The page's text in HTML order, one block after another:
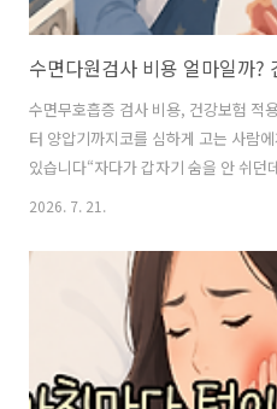
수면무호흡증 검사 비용, 건강보험 적
터 양압기까지코를 심하게 고는 사람
있습니다“자다가 갑자기 숨을 안 쉬던
닐까 걱정되기도 합니다이때 많이 받
다그런데 검색해보면 비용이 제각각
되는지검사할 때 정말 병원에서 자야
는지수면무호흡증이 나오면 양압기
다면 이 부분부터 알아두는 것이 좋
증은 아닙니다코골이와 수면무호흡증
2026. 7. 21.